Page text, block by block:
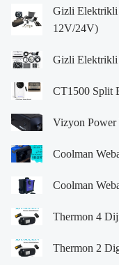
Gizli Elektrikli
12V/24V)
Gizli
CT1500 Split
Vizyon Power
Coolman
Coolman
Thermon 4
Thermon 2